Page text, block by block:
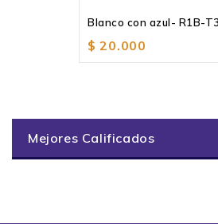
Blanco con azul- R1B-T3
$ 20.000
Mejores Calificados